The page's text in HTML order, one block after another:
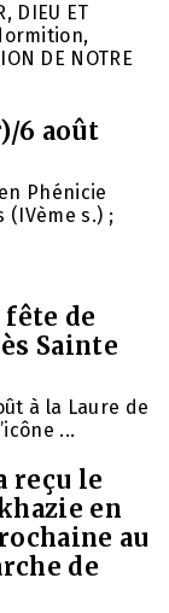
DIEU ET
DE NOTRE
6 août
Phénicie
(IVème s.) ;
de
Sainte
à la Laure de
...
reçu le
en
au
de